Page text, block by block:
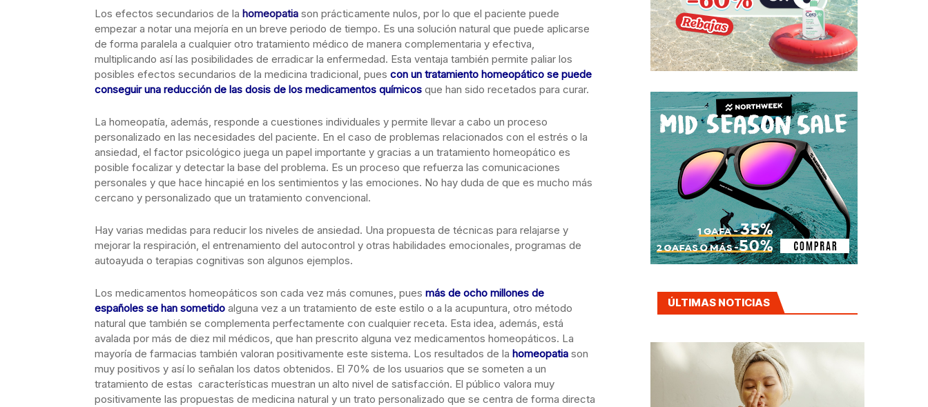
Los efectos secundarios de la homeopatia son prácticamente nulos, por lo que el paciente puede
empezar a notar una mejoría en un breve periodo de tiempo. Es una solución natural que puede aplicarse
de forma paralela a cualquier otro tratamiento médico de manera complementaria y efectiva,
multiplicando así las posibilidades de erradicar la enfermedad. Esta ventaja también permite paliar los
posibles efectos secundarios de la medicina tradicional, pues con un tratamiento homeopático se puede
conseguir una reducción de las dosis de los medicamentos químicos que han sido recetados para curar.
La homeopatía, además, responde a cuestiones individuales y permite llevar a cabo un proceso
personalizado en las necesidades del paciente. En el caso de problemas relacionados con el estrés o la
ansiedad, el factor psicológico juega un papel importante y gracias a un tratamiento homeopático es
posible focalizar y detectar la base del problema. Es un proceso que refuerza las comunicaciones
personales y que hace hincapié en los sentimientos y las emociones. No hay duda de que es mucho más
cercano y personalizado que un tratamiento convencional.
Hay varias medidas para reducir los niveles de ansiedad. Una propuesta de técnicas para relajarse y
mejorar la respiración, el entrenamiento del autocontrol y otras habilidades emocionales, programas de
autoayuda o terapias cognitivas son algunos ejemplos.
Los medicamentos homeopáticos son cada vez más comunes, pues más de ocho millones de
españoles se han sometido alguna vez a un tratamiento de este estilo o a la acupuntura, otro método
natural que también se complementa perfectamente con cualquier receta. Esta idea, además, está
avalada por más de diez mil médicos, que han prescrito alguna vez medicamentos homeopáticos. La
mayoría de farmacias también valoran positivamente este sistema. Los resultados de la homeopatia son
muy positivos y así lo señalan los datos obtenidos. El 70% de los usuarios que se someten a un
tratamiento de estas características muestran un alto nivel de satisfacción. El público valora muy
positivamente las propuestas de medicina natural y un trato personalizado que se centra de forma directa
ÚLTIMAS NOTICIAS